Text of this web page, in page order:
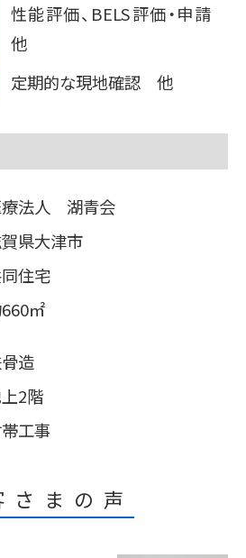
会社
商事株式会社
Air
エイチ・ツー・オー
合防災サービス
ニチレイ
ープ本社
行政法人
市民病院
その他の採用事例を見る
特設サイト
性能評価、BELS評価・申請
他
定期的な現地確認 他
法人 湖青会
県大津市
住宅
㎡
造
2階
工事
さまの声